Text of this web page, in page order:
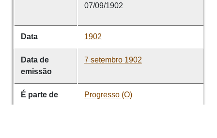
07/09/1902
Data 1902
Data de
emissão
7 setembro 1902
É parte de Progresso (O)